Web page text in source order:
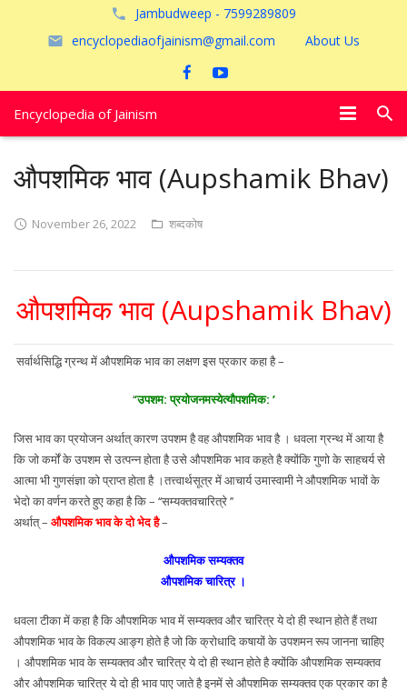
Jambudweep - 7599289809
encyclopediaofjainism@gmail.com
About Us
Encyclopedia of Jainism
औपशमिक भाव (Aupshamik Bhav)
November 26, 2022 शब्दकोष
औपशमिक भाव (Aupshamik Bhav)
सर्वार्थसिद्धि ग्रन्थ में औपशमिक भाव का लक्षण इस प्रकार कहा है –
‘‘उपशम: प्रयोजनमस्येत्यौपशमिक: ’
जिस भाव का प्रयोजन अर्थात् कारण उपशम है वह औपशमिक भाव है । धवला ग्रन्थ में आया है
कि जो कर्मों के उपशम से उत्पन्न होता है उसे औपशमिक भाव कहते है क्योंकि गुणो के साहचर्य से
आत्मा भी गुणसंज्ञा को प्राप्त होता है ।तत्त्वार्थसूत्र में आचार्य उमास्वामी ने औपशमिक भावों के
भेदो का वर्णन करते हुए कहा है कि – ‘‘सम्यक्तवचारित्रे ’’
अर्थात् – औपशमिक भाव के दो भेद है–
औपशमिक सम्यक्तव
औपशमिक चारित्र ।
धवला टीका में कहा है कि औपशमिक भाव में सम्यक्तव और चारित्र ये दो ही स्थान होते हैं तथा
औपशमिक भाव के विकल्प आङ्ग होते है जो कि क्रोधादि कषायों के उपशमन रूप जानना चाहिए
। औपशमिक भाव के सम्यक्तव और चारित्र ये दो ही स्थान होते है क्योंकि औपशमिक सम्यक्तव
और औपशमिक चारित्र ये दो ही भाव पाए जाते है इनमें से औपशमिक सम्यक्तव एक प्रकार का है